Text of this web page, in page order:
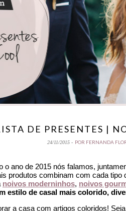
DE PRESENTES |
24/11/2015 - POR FERNANDA
o ano de 2015 nós falamos,
produtos combinam com cada
noivos moderninhos, noivos
estilo de casal mais colorido,
a casa com artigos coloridos!